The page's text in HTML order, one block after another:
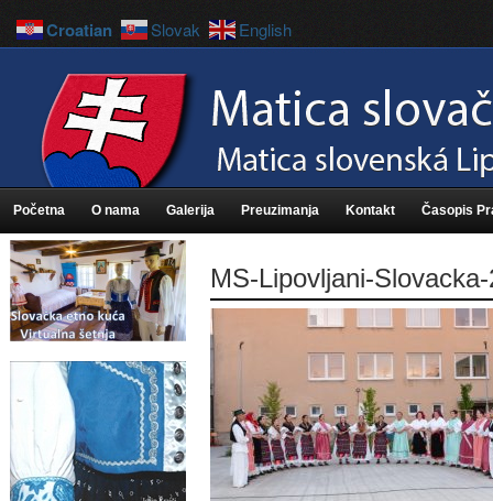
Početna O nama Galerija Preuzimanja Kontakt Časopis
MS-Lipovljani-
Croatian Slovak English